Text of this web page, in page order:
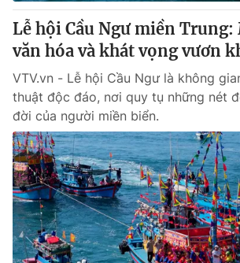
® Cấm sao chép dưới mọi hình thức nếu
thuận bằng văn bản. Ghi rõ nguồn VTV.vn
thông tin từ website này.
Lễ hội Cầu Ngư miền Trung:
văn hóa và khát vọng vươn
VTV.vn - Lễ hội Cầu Ngư là không
thuật độc đáo, nơi quy tụ những nét
đời của người miền biển.